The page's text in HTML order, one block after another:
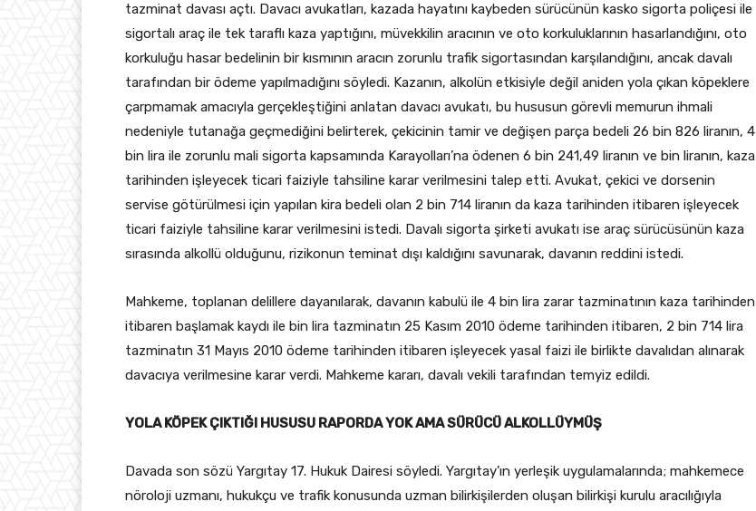
tazminat davası açtı. Davacı avukatları, kazada hayatını kaybeden sürücünün kasko sigorta poliçesi ile
sigortalı araç ile tek taraflı kaza yaptığını, müvekkilin aracının ve oto korkuluklarının hasarlandığını, oto
korkuluğu hasar bedelinin bir kısmının aracın zorunlu trafik sigortasından karşılandığını, ancak davalı
tarafından bir ödeme yapılmadığını söyledi. Kazanın, alkolün etkisiyle değil aniden yola çıkan köpeklere
çarpmamak amacıyla gerçekleştiğini anlatan davacı avukatı, bu hususun görevli memurun ihmali
nedeniyle tutanağa geçmediğini belirterek, çekicinin tamir ve değişen parça bedeli 26 bin 826 liranın, 4
bin lira ile zorunlu mali sigorta kapsamında Karayolları’na ödenen 6 bin 241,49 liranın ve bin liranın, kaza
tarihinden işleyecek ticari faiziyle tahsiline karar verilmesini talep etti. Avukat, çekici ve dorsenin
servise götürülmesi için yapılan kira bedeli olan 2 bin 714 liranın da kaza tarihinden itibaren işleyecek
ticari faiziyle tahsiline karar verilmesini istedi. Davalı sigorta şirketi avukatı ise araç sürücüsünün kaza
sırasında alkollü olduğunu, rizikonun teminat dışı kaldığını savunarak, davanın reddini istedi.
Mahkeme, toplanan delillere dayanılarak, davanın kabulü ile 4 bin lira zarar tazminatının kaza tarihinden
itibaren başlamak kaydı ile bin lira tazminatın 25 Kasım 2010 ödeme tarihinden itibaren, 2 bin 714 lira
tazminatın 31 Mayıs 2010 ödeme tarihinden itibaren işleyecek yasal faizi ile birlikte davalıdan alınarak
davacıya verilmesine karar verdi. Mahkeme kararı, davalı vekili tarafından temyiz edildi.
YOLA KÖPEK ÇIKTIĞI HUSUSU RAPORDA YOK AMA SÜRÜCÜ ALKOLLÜYMÜŞ
Davada son sözü Yargıtay 17. Hukuk Dairesi söyledi. Yargıtay’ın yerleşik uygulamalarında; mahkemece
nöroloji uzmanı, hukukçu ve trafik konusunda uzman bilirkişilerden oluşan bilirkişi kurulu aracılığıyla